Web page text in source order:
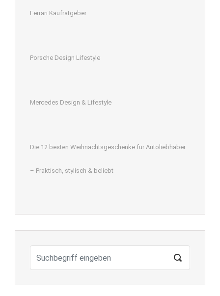
Ferrari Kaufratgeber
Porsche Design Lifestyle
Mercedes Design & Lifestyle
Die 12 besten Weihnachtsgeschenke für Autoliebhaber
– Praktisch, stylisch & beliebt